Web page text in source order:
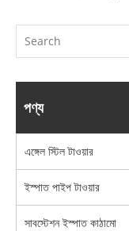
পণ্য
এঙ্গেল স্টিল টাওয়ার
ইস্পাত পাইপ টাওয়ার
সাবস্টেশন ইস্পাত কাঠামো